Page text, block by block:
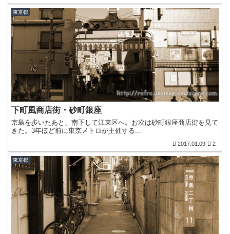
東京都
下町風商店街・砂町銀座
京島を歩いたあと、南下して江東区へ。お次は砂町銀座商店街を見て
きた。3年ほど前に東京メトロが主催する...
2017.01.09 2
東京都